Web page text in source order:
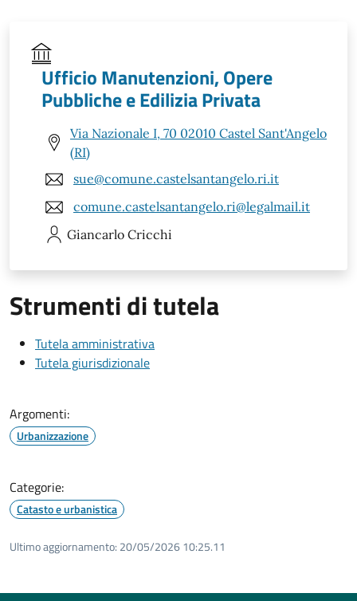
Ufficio Manutenzioni, Opere
Pubbliche e Edilizia Privata
Via Nazionale I, 70 02010 Castel Sant'Angelo
(RI)
sue@comune.castelsantangelo.ri.it
comune.castelsantangelo.ri@legalmail.it
Giancarlo Cricchi
Strumenti di tutela
Tutela amministrativa
Tutela giurisdizionale
Argomenti:
Urbanizzazione
Categorie:
Catasto e urbanistica
Ultimo aggiornamento: 20/05/2026 10:25.11